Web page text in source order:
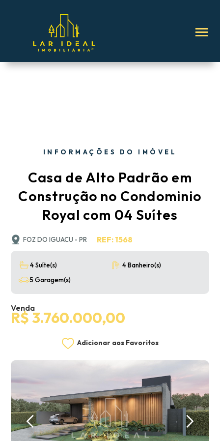
INFORMAÇÕES DO IMÓVEL
Casa de Alto Padrão em
Construção no Condominio
Royal com 04 Suítes
FOZ DO IGUACU - PR REF: 1568
4 Suíte(s)
4 Banheiro(s)
5 Garagem(s)
Venda
R$ 3.760.000,00
Adicionar aos Favoritos